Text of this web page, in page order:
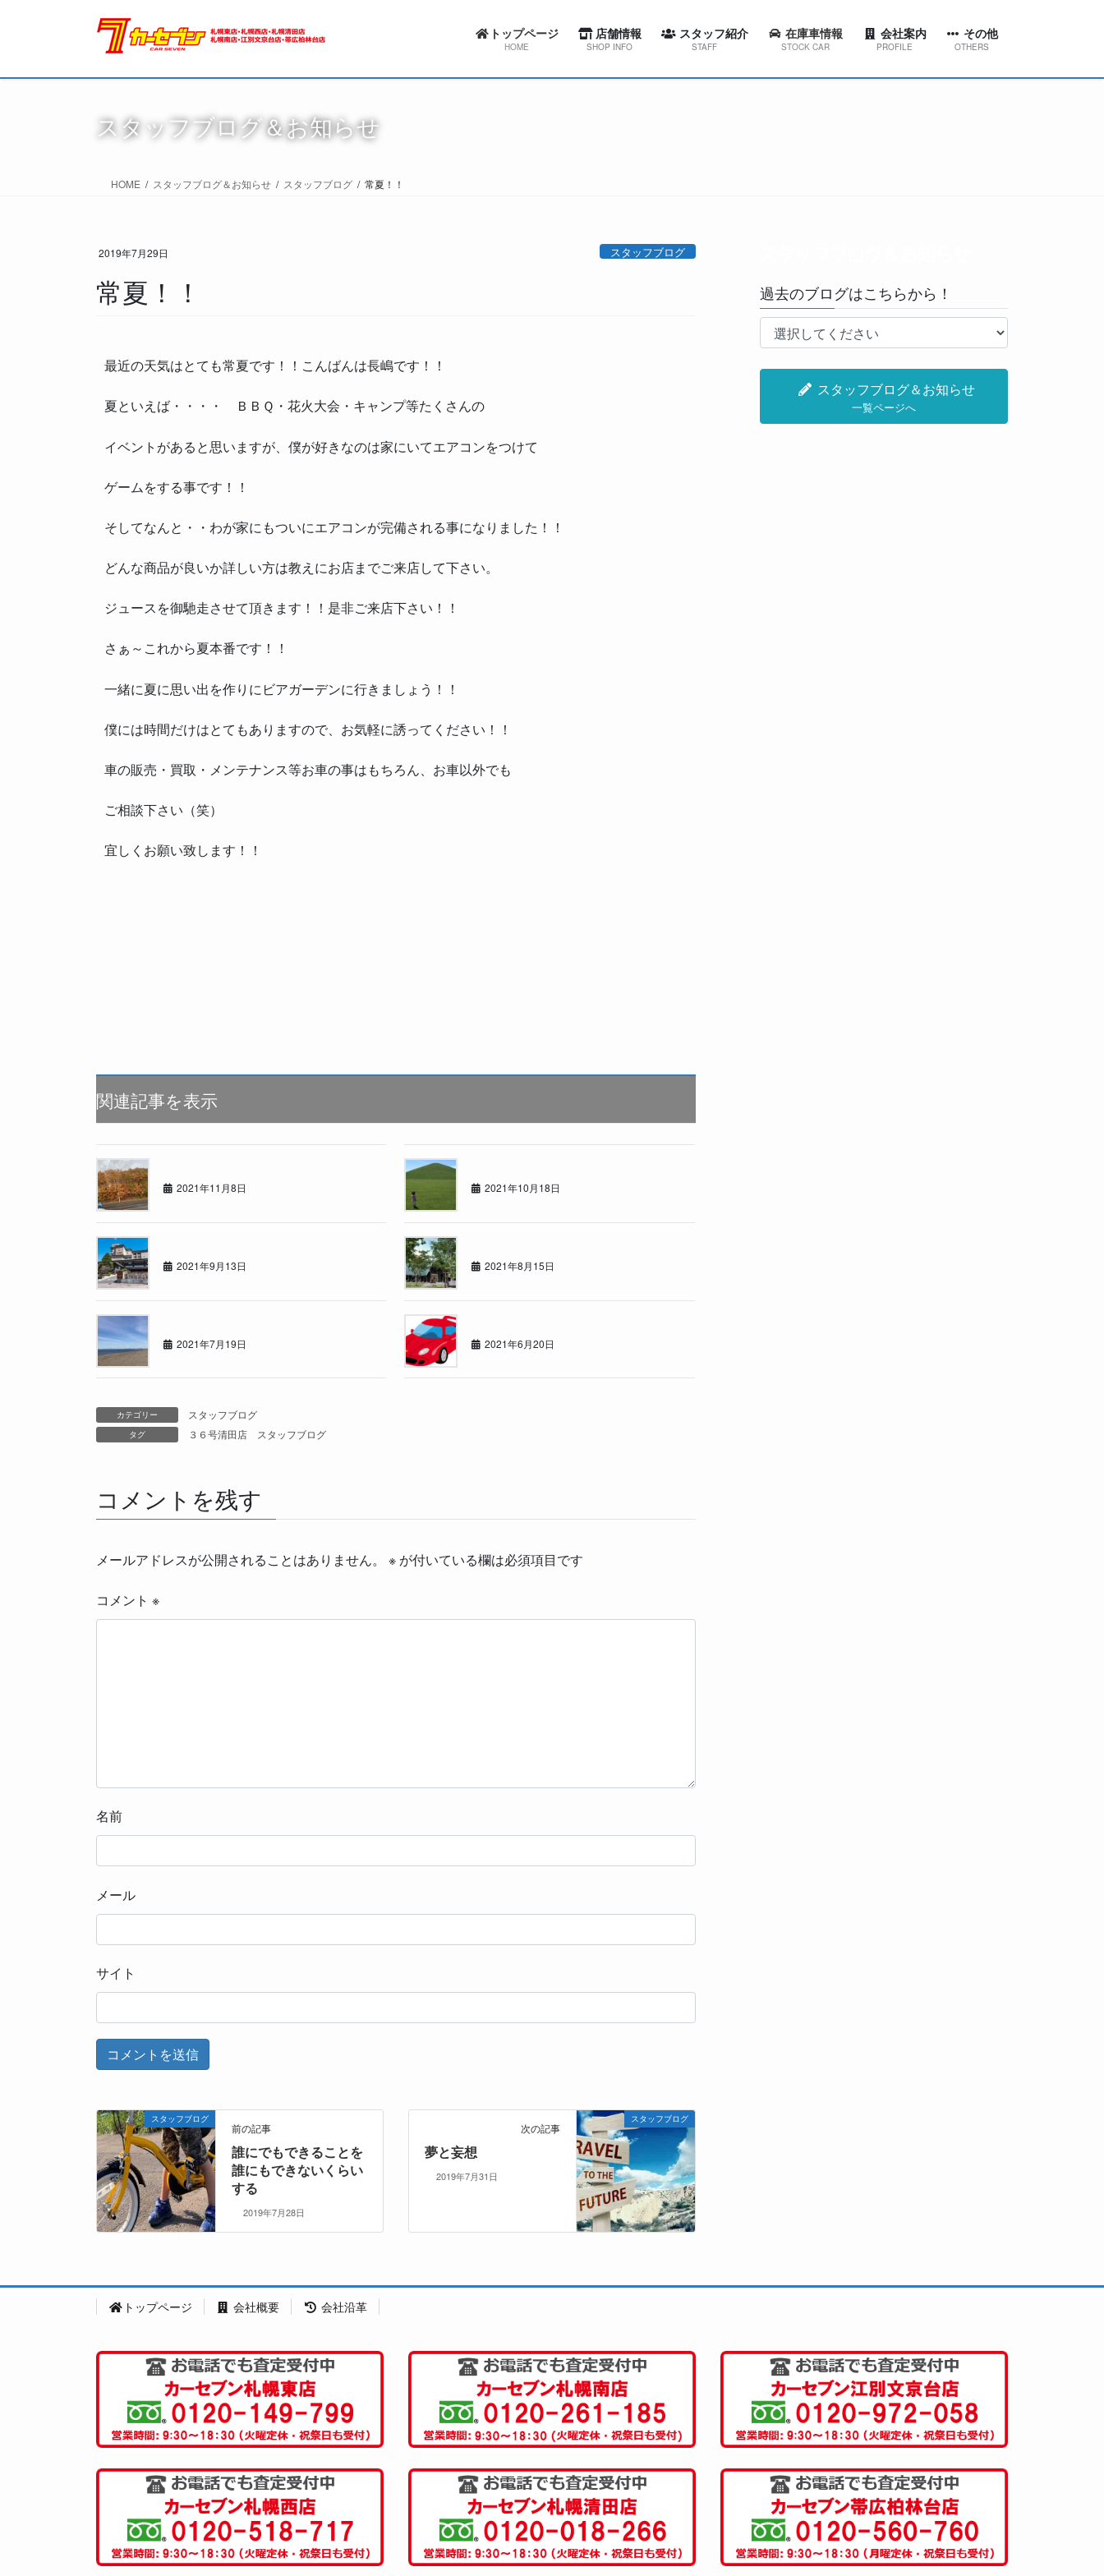
トップページ
HOME
店舗情報
SHOP INFO
カーセブン札幌東店
スタッフ紹介
STAFF
スワローコーポレーション
在庫車情報
STOCK CAR
会社案内
PROFILE
代表挨拶
その他
OTHERS
スタッフブログ＆お知らせ
スタッフブログ＆お知らせ
HOME スタッフブログ＆お知らせ スタッフブログ 常夏！！
2019年7月29日 スタッフブログ
常夏！！
最近の天気はとても常夏です！！こんばんは長嶋です！！
夏といえば・・・・ ＢＢＱ・花火大会・キャンプ等たくさんの
イベントがあると思いますが、僕が好きなのは家にいてエアコンをつけて
ゲームをする事です！！
そしてなんと・・わが家にもついにエアコンが完備される事になりました！！
どんな商品が良いか詳しい方は教えにお店までご来店して下さい。
ジュースを御馳走させて頂きます！！是非ご来店下さい！！
さぁ～これから夏本番です！！
一緒に夏に思い出を作りにビアガーデンに行きましょう！！
僕には時間だけはとてもありますので、お気軽に誘ってください！！
車の販売・買取・メンテナンス等お車の事はもちろん、お車以外でも
ご相談下さい（笑）
宜しくお願い致します！！
関連記事を表示
2021年11月8日 2021年10月18日
2021年9月13日 2021年8月15日
2021年7月19日 2021年6月20日
カテゴリー スタッフブログ
タグ ３６号清田店 スタッフブログ
コメントを残す
メールアドレスが公開されることはありません。 ※ が付いている欄は必須項目です
コメント ※
名前
メール
サイト
スタッフブログ
前の記事
誰にでもできることを
誰にもできないくらい
する
2019年7月28日
スタッフブログ
次の記事
夢と妄想
2019年7月31日
過去のブログはこちらから！
スタッフブログ＆お知らせ
一覧ページへ
トップページ 会社概要 会社沿革